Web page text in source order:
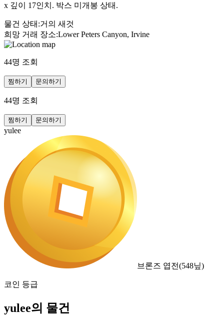
x 깊이 17인치. 박스 미개봉 상태.
물건 상태 :거의 새것
희망 거래 장소:Lower Peters Canyon, Irvine
44명 조회
찜하기 문의하기
44명 조회
찜하기 문의하기
yulee
브론즈 엽전(548닢)
코인 등급
yulee의 물건